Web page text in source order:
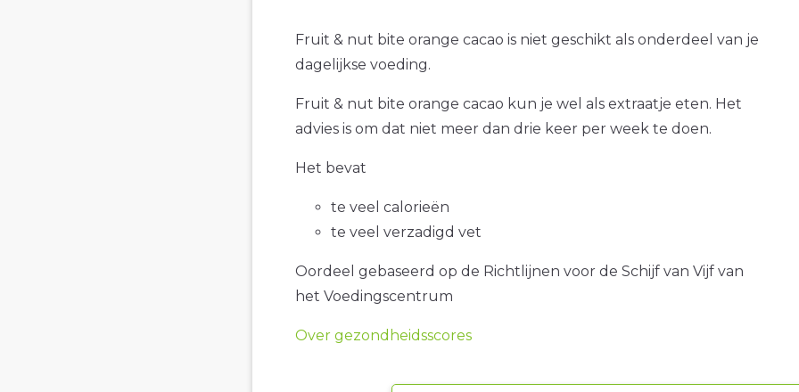
Fruit & nut bite orange cacao is niet geschikt als onderdeel van je
dagelijkse voeding.
Fruit & nut bite orange cacao kun je wel als extraatje eten. Het
advies is om dat niet meer dan drie keer per week te doen.
Het bevat
te veel calorieën
te veel verzadigd vet
Oordeel gebaseerd op de Richtlijnen voor de Schijf van Vijf van
het Voedingscentrum
Over gezondheidsscores